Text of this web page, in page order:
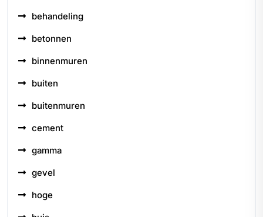
behandeling
betonnen
binnenmuren
buiten
buitenmuren
cement
gamma
gevel
hoge